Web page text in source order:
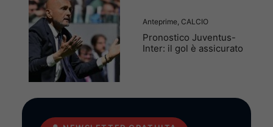
Anteprime CALCIO
Pronostico Juventus-
Inter: il gol è assicurato